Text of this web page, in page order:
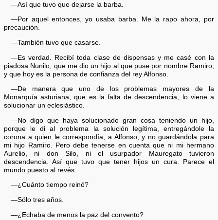
—Así que tuvo que dejarse la barba.
—Por aquel entonces, yo usaba barba. Me la rapo ahora, por
precaución.
—También tuvo que casarse.
—Es verdad. Recibí toda clase de dispensas y me casé con la
piadosa Nunilo, que me dio un hijo al que puse por nombre Ramiro,
y que hoy es la persona de confianza del rey Alfonso.
—De manera que uno de los problemas mayores de la
Monarquía asturiana, que es la falta de descendencia, lo viene a
solucionar un eclesiástico.
—No digo que haya solucionado gran cosa teniendo un hijo,
porque le di al problema la solución legítima, entregándole la
corona a quien le correspondía, a Alfonso, y no guardándola para
mi hijo Ramiro. Pero debe tenerse en cuenta que ni mi hermano
Aurelio, ni don Silo, ni el usurpador Mauregato tuvieron
descendencia. Así que tuvo que tener hijos un cura. Parece el
mundo puesto al revés.
—¿Cuánto tiempo reinó?
—Sólo tres años.
—¿Echaba de menos la paz del convento?